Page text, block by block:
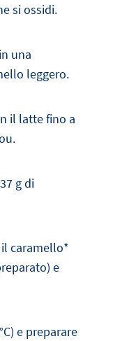
si ossidi.
una
leggero.
il latte fino a
g di
caramello*
e
e preparare